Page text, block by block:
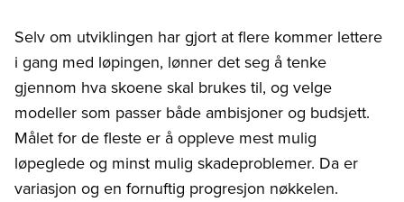
Selv om utviklingen har gjort at flere kommer lettere
i gang med løpingen, lønner det seg å tenke
gjennom hva skoene skal brukes til, og velge
modeller som passer både ambisjoner og budsjett.
Målet for de fleste er å oppleve mest mulig
løpeglede og minst mulig skadeproblemer. Da er
variasjon og en fornuftig progresjon nøkkelen.